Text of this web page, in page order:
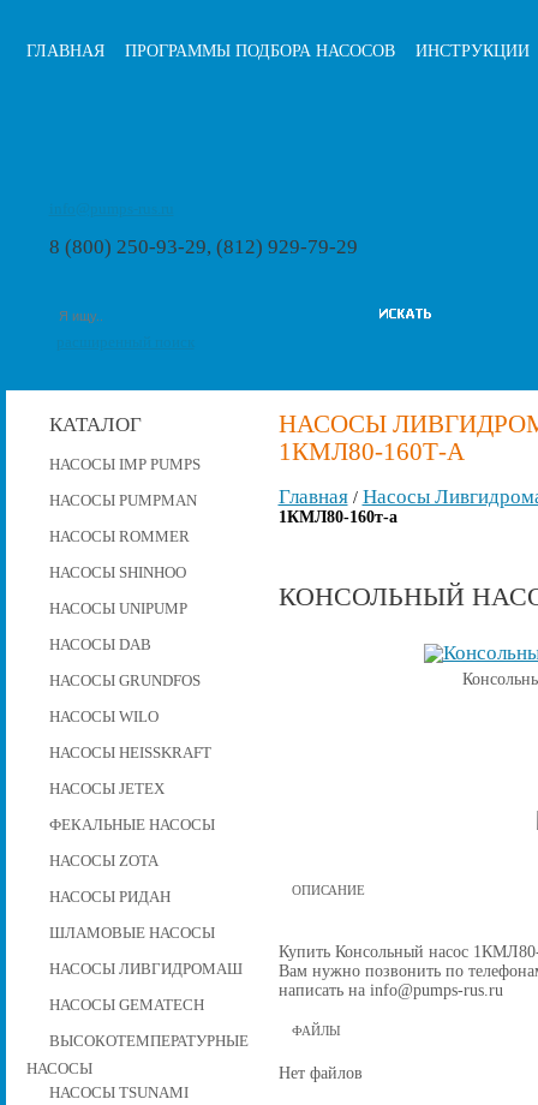
ГЛАВНАЯ ПРОГРАММЫ ПОДБОРА НАСОСОВ ИНСТРУКЦИИ
8 (800) 250-93-29, (812) 929-79-29
КАТАЛОГ
НАСОСЫ IMP PUMPS
НАСОСЫ PUMPMAN
НАСОСЫ ROMMER
НАСОСЫ SHINHOO
НАСОСЫ UNIPUMP
НАСОСЫ DAB
НАСОСЫ GRUNDFOS
НАСОСЫ WILO
НАСОСЫ HEISSKRAFT
НАСОСЫ JETEX
ФЕКАЛЬНЫЕ НАСОСЫ
НАСОСЫ ZOTA
НАСОСЫ РИДАН
ШЛАМОВЫЕ НАСОСЫ
НАСОСЫ ЛИВГИДРОМАШ
НАСОСЫ GEMATECH
ВЫСОКОТЕМПЕРАТУРНЫЕ
НАСОСЫ
НАСОСЫ TSUNAMI
НАСОСЫ
1КМЛ80-160Т-А
Главная/ Насосы
1КМЛ80-160т-а
КОНСОЛЬНЫЙ
ОПИСАНИЕ
Купить Консольный насос 1КМЛ80-
Вам нужно позвонить по
написать на info@pumps-rus.ru
ФАЙЛЫ
Нет файлов